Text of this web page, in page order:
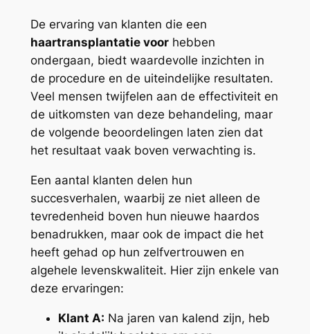
De ervaring van klanten die een
haartransplantatie voorhebben
ondergaan, biedt waardevolle inzichten in
de procedure en de uiteindelijke resultaten.
Veel mensen twijfelen aan de effectiviteit en
de uitkomsten van deze behandeling, maar
de volgende beoordelingen laten zien dat
het resultaat vaak boven verwachting is.
Een aantal klanten delen hun
succesverhalen, waarbij ze niet alleen de
tevredenheid boven hun nieuwe haardos
benadrukken, maar ook de impact die het
heeft gehad op hun zelfvertrouwen en
algehele levenskwaliteit. Hier zijn enkele van
deze ervaringen:
Klant A: Na jaren van kalend zijn, heb